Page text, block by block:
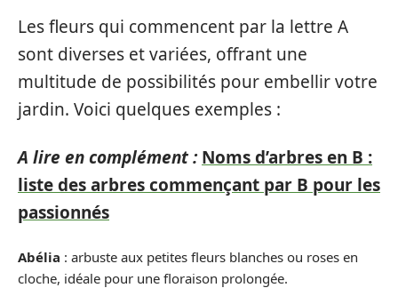
Les fleurs qui commencent par la lettre A
sont diverses et variées, offrant une
multitude de possibilités pour embellir votre
jardin. Voici quelques exemples :
A lire en complément : Noms d’arbres en B :
liste des arbres commençant par B pour les
passionnés
Abélia : arbuste aux petites fleurs blanches ou roses en
cloche, idéale pour une floraison prolongée.